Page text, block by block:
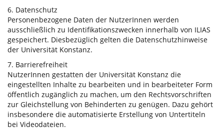
6. Datenschutz
Personenbezogene Daten der NutzerInnen werden
ausschließlich zu Identifikationszwecken innerhalb von ILIAS
gespeichert. Diesbezüglich gelten die Datenschutzhinweise
der Universität Konstanz.
7. Barrierefreiheit
NutzerInnen gestatten der Universität Konstanz die
eingestellten Inhalte zu bearbeiten und in bearbeiteter Form
öffentlich zugänglich zu machen, um den Rechtsvorschriften
zur Gleichstellung von Behinderten zu genügen. Dazu gehört
insbesondere die automatisierte Erstellung von Untertiteln
bei Videodateien.